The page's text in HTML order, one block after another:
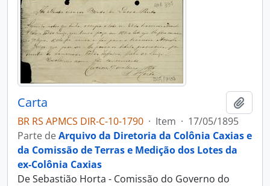
Carta
BR RS APMCS DIR-C-10-1790 · Item · 17/05/1895
Parte deArquivo da Diretoria da Colônia Caxias e
da Comissão de Terras e Medição dos Lotes da
ex-Colônia Caxias
De Sebastião Horta - Comissão do Governo do